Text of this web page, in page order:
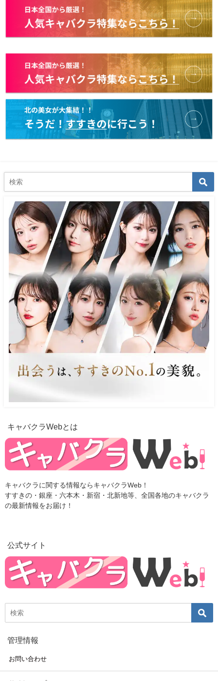
キャバクラWebとは
キャバクラに関する情報ならキャバクラWeb！
すすきの・銀座・六本木・新宿・北新地等、全国各地のキャバクラ
の最新情報をお届け！
公式サイト
管理情報
お問い合わせ